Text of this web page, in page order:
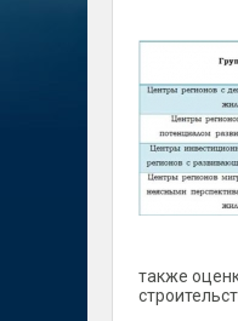
также